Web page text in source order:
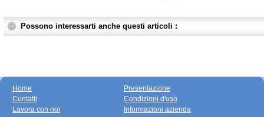
Possono interessarti anche questi articoli :
Home
Contatti
Lavora con noi
Presentazione
Condizioni d'uso
Informazioni azienda